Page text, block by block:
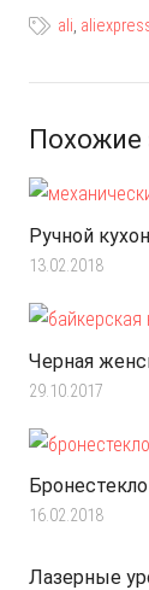
ali,
Похожие
Ручной
13.02.2018
Черная
29.10.2017
16.02.2018
Лазерные